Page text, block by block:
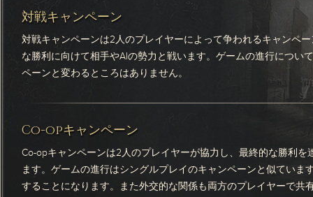
対戦キャンペーン
対戦キャンペーンは2人のプレイヤーによって争われるキャンペ
な勝利に向けて相手やAIの勢力と戦います。ゲームの進行につい
ペーンと変わるところはありません。
Co-opキャンペーン
Co-opキャンペーンは2人のプレイヤーが協力し、最終的な勝利を
ます。ゲームの進行はシングルプレイのキャンペーンと似ていま
することになります。また外交的な関係も両方のプレイヤーで共